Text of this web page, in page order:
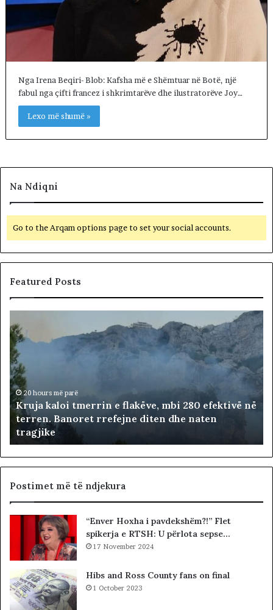
Nga Irena Beqiri- Blob: Kafsha më e Shëmtuar në Botë, një
fabul nga çifti francez i shkrimtarëve dhe ilustratorëve Joy…
Lexo më shumë »
Na Ndiqni
Go to the Arqam options page to set your social accounts.
Featured Posts
r
u
a
k
a
l
t
m
e
r
l
k
20 hours më parë
Kruja kaloi tmerrin e flakëve, mbi 280 efektivë në
terren. Banoret rrefejne diten dhe naten
tragjike
Postimet më të ndjekura
“Enver Hoxha i pavdekshëm?!” Flet
spikerja e RTSH: U përlota sepse…
17 November 2024
Hibs and Ross County fans on final
1 October 2023